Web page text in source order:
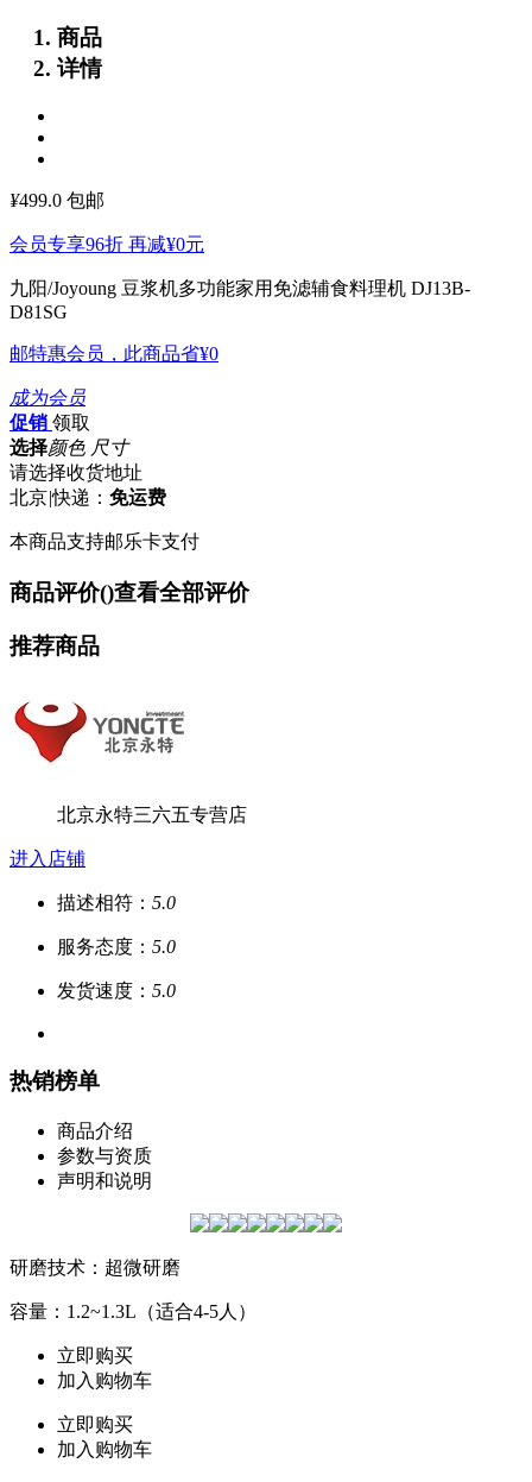
商品
详情
¥499.0 包邮
会员专享96折 再减¥0元
九阳/Joyoung 豆浆机多功能家用免滤辅食料理机 DJ13B-
D81SG
邮特惠会员，此商品省¥0
成为会员
促销 领取
选择颜色 尺寸
请选择收货地址
北京|快递： 免运费
本商品支持邮乐卡支付
商品评价()查看全部评价
推荐商品
北京永特三六五专营店
进入店铺
描述相符： 5.0
服务态度： 5.0
发货速度： 5.0
热销榜单
商品介绍
参数与资质
声明和说明
研磨技术：超微研磨
容量：1.2~1.3L（适合4-5人）
立即购买
加入购物车
立即购买
加入购物车